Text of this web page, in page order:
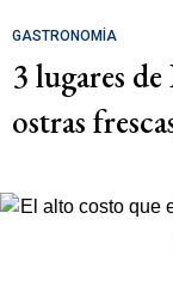
GASTRONOMÍA
3 lugares
ostras